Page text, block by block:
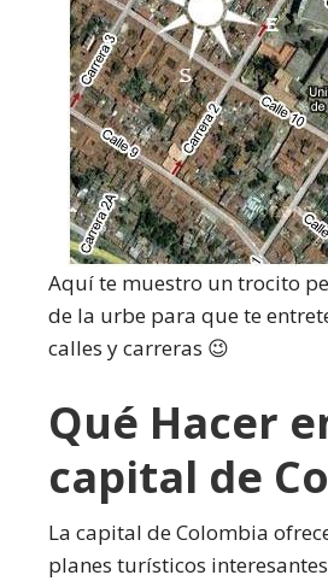
Aquí te muestro un trocito
de la urbe para que te
calles y carreras 😉
Qué Hacer
capital de
La capital de Colombia
planes turísticos